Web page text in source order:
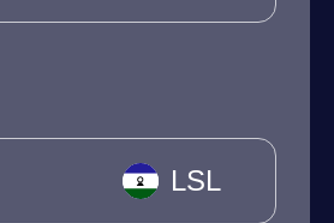
LSL